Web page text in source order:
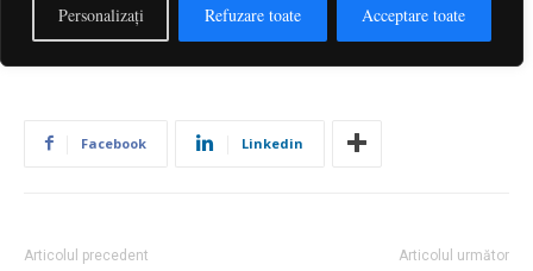
Personalizați Refuzare toate Acceptare toate
De către Redactia iulie 1, 2026
Facebook Linkedin
Articolul precedent Articolul următor